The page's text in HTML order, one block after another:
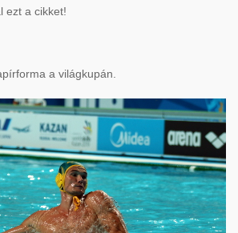
ezt a cikket!
a világkupán.